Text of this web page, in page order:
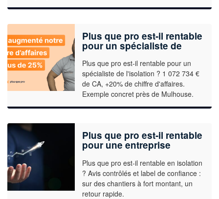
Plus que pro est-il rentable
pour un spécialiste de
l’isolation ? Exemple
concret
Plus que pro est-il rentable pour un
spécialiste de l'isolation ? 1 072 734 €
de CA, +20% de chiffre d'affaires.
Exemple concret près de Mulhouse.
Plus que pro est-il rentable
pour une entreprise
d’isolation ?
Plus que pro est-il rentable en isolation
? Avis contrôlés et label de confiance :
sur des chantiers à fort montant, un
retour rapide.